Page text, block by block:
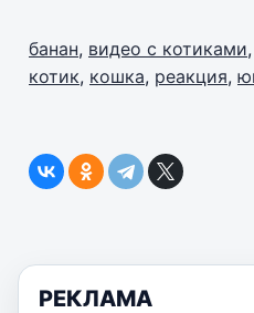
банан, видео с котиками,
котик, кошка, реакция,
РЕКЛАМА